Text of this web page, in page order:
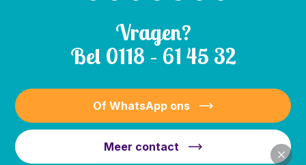
Vragen?
Bel 0118 – 61 45 32
Of WhatsApp ons
Meer contact